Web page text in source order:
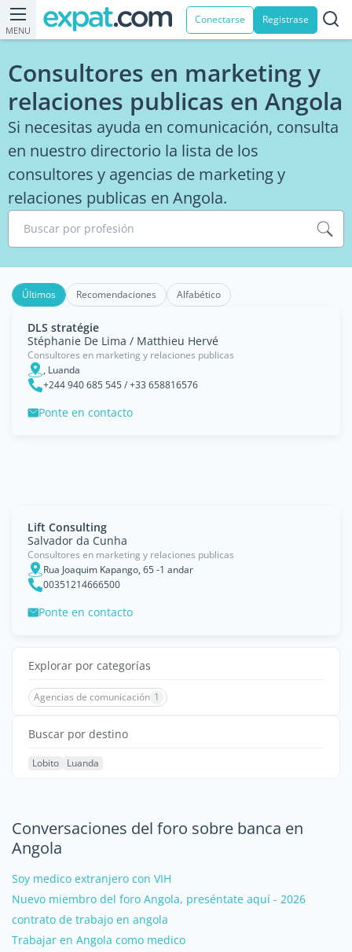
MENU
Conectarse Registrase
Consultores en marketing y
relaciones publicas en Angola
Si necesitas ayuda en comunicación, consulta
en nuestro directorio la lista de los
consultores y agencias de marketing y
relaciones publicas en Angola.
Buscar por profesión
Últimos Recomendaciones Alfabético
DLS stratégie
Stéphanie De Lima / Matthieu Hervé
Consultores en marketing y relaciones publicas
, Luanda
+244 940 685 545 / +33 658816576
Ponte en contacto
Lift Consulting
Salvador da Cunha
Consultores en marketing y relaciones publicas
Rua Joaquim Kapango, 65 -1 andar
00351214666500
Ponte en contacto
Explorar por categorías
Agencias de comunicación 1
Buscar por destino
Lobito Luanda
Conversaciones del foro sobre banca en
Angola
Soy medico extranjero con VIH
Nuevo miembro del foro Angola, preséntate aquí - 2026
contrato de trabajo en angola
Trabajar en Angola como medico